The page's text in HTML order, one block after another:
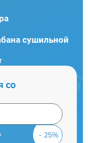
сушильной
со